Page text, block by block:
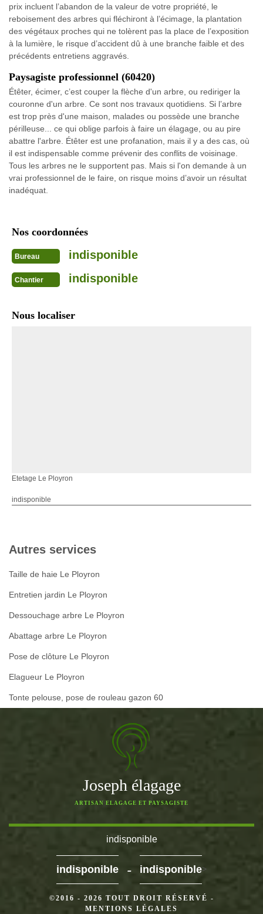
prix incluent l’abandon de la valeur de votre propriété, le
reboisement des arbres qui fléchiront à l’écimage, la plantation
des végétaux proches qui ne tolèrent pas la place de l’exposition
à la lumière, le risque d’accident dû à une branche faible et des
précédents entretiens aggravés.
Paysagiste professionnel (60420)
Étêter, écimer, c’est couper la flèche d'un arbre, ou rediriger la
couronne d'un arbre. Ce sont nos travaux quotidiens. Si l’arbre
est trop près d'une maison, malades ou possède une branche
périlleuse... ce qui oblige parfois à faire un élagage, ou au pire
abattre l'arbre. Étêter est une profanation, mais il y a des cas, où
il est indispensable comme prévenir des conflits de voisinage.
Tous les arbres ne le supportent pas. Mais si l'on demande à un
vrai professionnel de le faire, on risque moins d’avoir un résultat
inadéquat.
Nos coordonnées
Bureau indisponible
Chantier indisponible
Nous localiser
Etetage Le Ployron
indisponible
Autres services
Taille de haie Le Ployron
Entretien jardin Le Ployron
Dessouchage arbre Le Ployron
Abattage arbre Le Ployron
Pose de clôture Le Ployron
Elagueur Le Ployron
Tonte pelouse, pose de rouleau gazon 60
Joseph élagage
ARTISAN ELAGAGE ET PAYSAGISTE
indisponible
indisponible - indisponible>
©2016 - 2026 TOUT DROIT RÉSERVÉ -
MENTIONS LÉGALES